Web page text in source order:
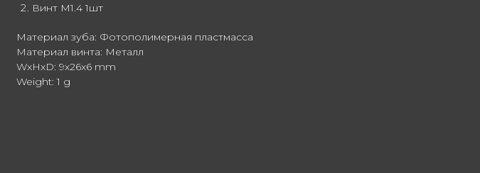
Винт M1.4 1шт
Материал зуба: Фотополимерная пластмасса
Материал винта: Металл
WxHxD: 9x26x6 mm
Weight: 1 g